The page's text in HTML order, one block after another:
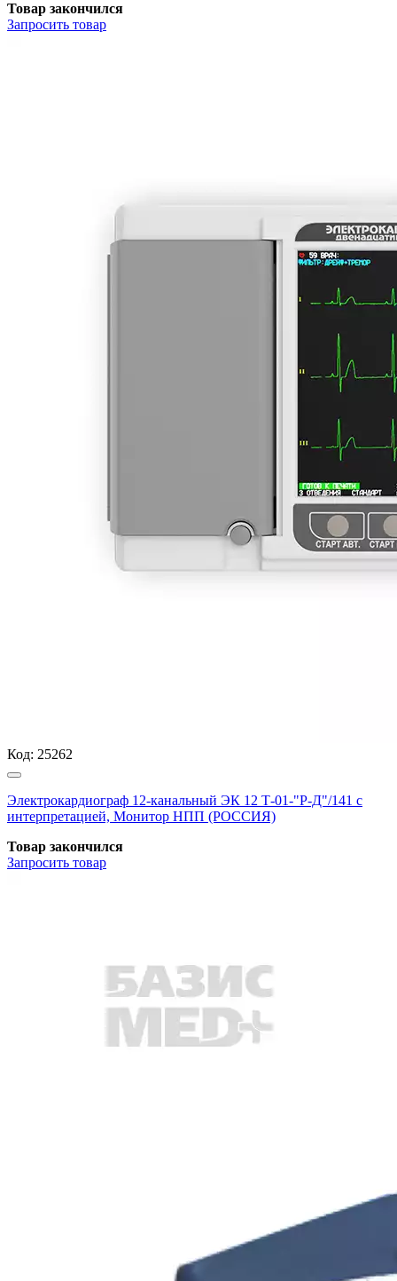
Товар закончился
Запросить товар
Код: 25262
Электрокардиограф 12-канальный ЭК 12 Т-01-"Р-Д"/141 с
интерпретацией, Монитор НПП (РОССИЯ)
Товар закончился
Запросить товар